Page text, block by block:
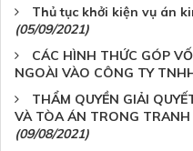
Thủ tục khởi kiện vụ án
(05/09/2021)
CÁC HÌNH THỨC GÓP
NGOÀI VÀO CÔNG TY
THẨM QUYỀN GIẢI
VÀ TÒA ÁN TRONG
(09/08/2021)